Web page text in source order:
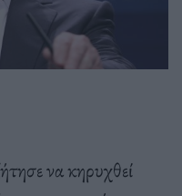
να κηρυχθεί